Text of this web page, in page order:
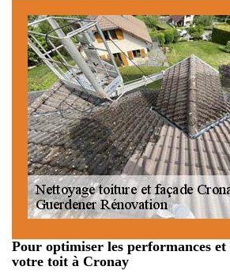
Pour optimiser les performances et
votre toit à Cronay